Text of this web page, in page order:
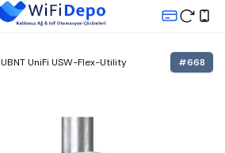
UBNT UniFi USW-Flex-Utility #668